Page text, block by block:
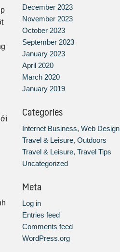
December 2023
November 2023
October 2023
September 2023
January 2023
April 2020
March 2020
January 2019
Categories
Internet Business, Web Design
Travel & Leisure, Outdoors
Travel & Leisure, Travel Tips
Uncategorized
Meta
Log in
Entries feed
Comments feed
WordPress.org